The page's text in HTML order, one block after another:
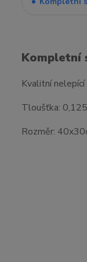
Kompletní
Kvalitní
Tloušťka:
Rozměr: